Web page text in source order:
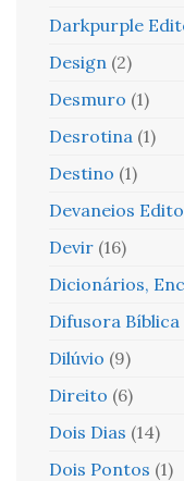
Darkpurple
Design (2)
Desmuro (1)
Desrotina (1)
Destino (1)
Devaneios
Devir (16)
Dicionários,
Difusora Bíblica
Dilúvio (9)
Direito (6)
Dois Dias (14)
Dois Pontos (1)